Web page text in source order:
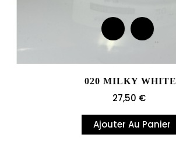
020 MILKY WHITE
Prix
27,50 €
Ajouter Au Panier